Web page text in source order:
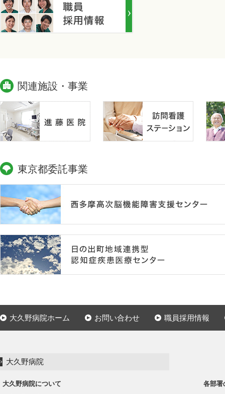
関連施設・事業
東京都委託事業
大久野病院ホーム お問い合わせ 職員採用情報
大久野病院
大久野病院について
各部署